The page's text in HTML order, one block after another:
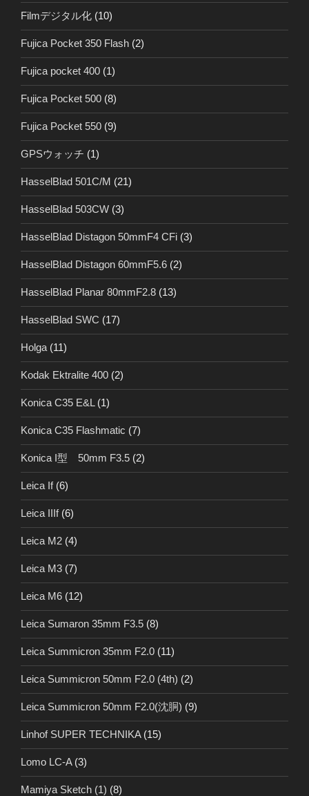
Filmデジタル化 (10)
Fujica Pocket 350 Flash (2)
Fujica pocket 400 (1)
Fujica Pocket 500 (8)
Fujica Pocket 550 (9)
GPSウォッチ (1)
HasselBlad 501C/M (21)
HasselBlad 503CW (3)
HasselBlad Distagon 50mmF4 CFi (3)
HasselBlad Distagon 60mmF5.6 (2)
HasselBlad Planar 80mmF2.8 (13)
HasselBlad SWC (17)
Holga (11)
Kodak Ektralite 400 (2)
Konica C35 E&L (1)
Konica C35 Flashmatic (7)
Konica I型 50mm F3.5 (2)
Leica If(6)
Leica IIIf(6)
Leica M2 (4)
Leica M3 (7)
Leica M6 (12)
Leica Sumaron 35mm F3.5 (8)
Leica Summicron 35mm F2.0 (11)
Leica Summicron 50mm F2.0 (4th) (2)
Leica Summicron 50mm F2.0(沈胴) (9)
Linhof SUPER TECHNIKA(15)
Lomo LC-A(3)
Mamiya Sketch (1) (8)